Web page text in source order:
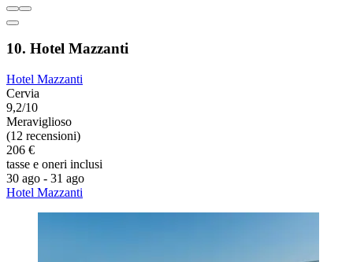
10. Hotel Mazzanti
Hotel Mazzanti
Cervia
9,2/10
Meraviglioso
(12 recensioni)
206 €
tasse e oneri inclusi
30 ago - 31 ago
Hotel Mazzanti